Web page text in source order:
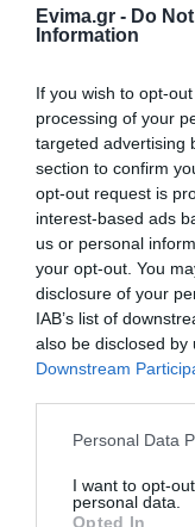
Evima.gr - Do
Information
If you wish to opt-
processing of your
targeted advertising
section to confirm
opt-out request is
interest-based ads
us or personal
your opt-out. You
disclosure of your
IAB’s list of
also be disclosed
Downstream
Please note that
not limited to your
grant or deny
Personal Data
I want to opt-
personal data.
Opted In
Όχι…
Η ιστορία
φάρσα.
Νέες ανάγκες,
Ένα το βασικό:
Να δώσουμε
πολιτική
κυβέρνηση «από
για την
Έχουμε όλες
Όχι, αλλά
πρέπει να
του παρελθόντος.